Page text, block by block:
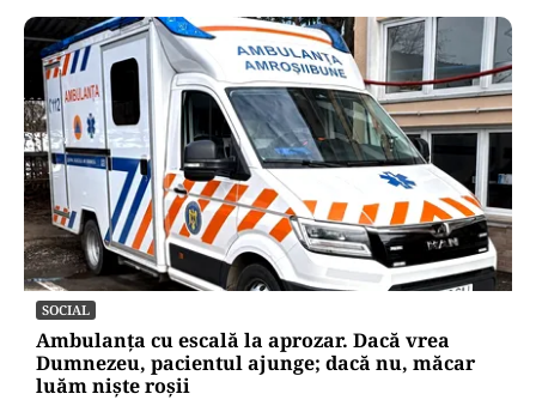
SOCIAL
Ambulanța cu escală la aprozar. Dacă vrea
Dumnezeu, pacientul ajunge; dacă nu, măcar
luăm niște roșii